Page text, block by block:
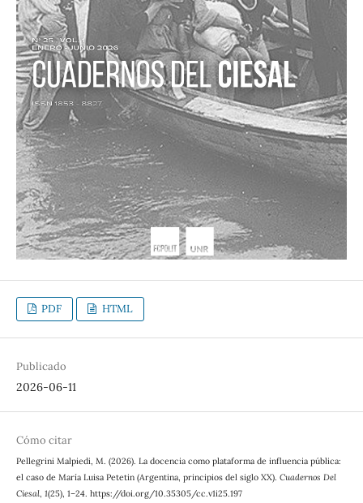
PDF HTML
Publicado
2026-06-11
Cómo citar
Pellegrini Malpiedi, M. (2026). La docencia como plataforma de influencia pública:
el caso de María Luisa Petetin (Argentina, principios del siglo XX). Cuadernos Del
Ciesal, 1(25), 1–24. https://doi.org/10.35305/cc.v1i25.197